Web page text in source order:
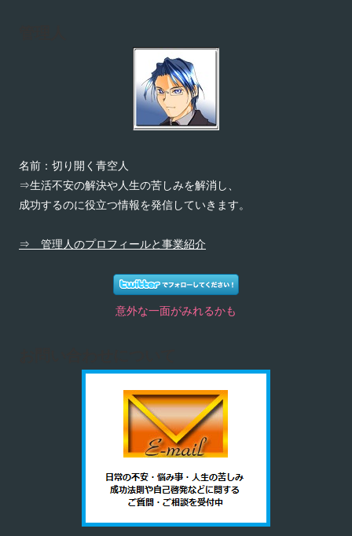
名前：切り開く青空人
⇒生活不安の解決や人生の苦しみを解消し、
成功するのに役立つ情報を発信していきます。
⇒ 管理人のプロフィールと事業紹介
意外な一面がみれるかも